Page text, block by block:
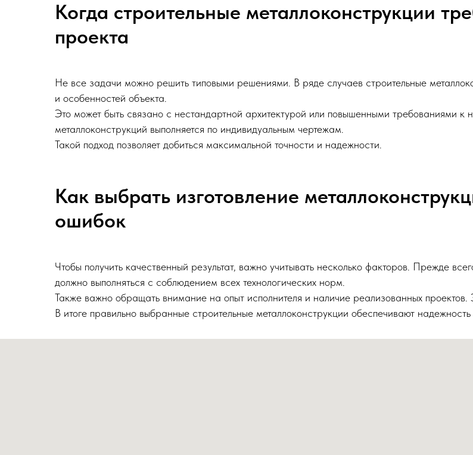
Когда строительные металлоконструкции
проекта
Не все задачи можно решить типовыми решениями. В ряде случаев строительные
и особенностей объекта.
Это может быть связано с нестандартной архитектурой или повышенными требованиями к
металлоконструкций выполняется по индивидуальным чертежам.
Такой подход позволяет добиться максимальной точности и надежности.
Как выбрать изготовление
ошибок
Чтобы получить качественный результат, важно учитывать несколько факторов. Прежде
должно выполняться с соблюдением всех технологических норм.
Также важно обращать внимание на опыт исполнителя и наличие реализованных проектов.
В итоге правильно выбранные строительные металлоконструкции обеспечивают надежность